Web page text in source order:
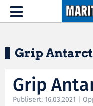
Hopp til hovedinnhold
Toggle
navigation
Grip
Grip
Publisert: 16.03.2021 |